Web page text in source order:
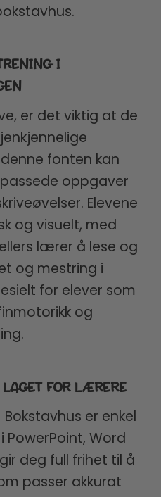
I
er det viktig at de
fonten kan
oppgaver
Elevene
og visuelt, med
lærer å lese og
og mestring i
for elever som
og
FOR LÆRERE
Bokstavhus er enkel
PowerPoint, Word
deg full frihet til å
passer akkurat